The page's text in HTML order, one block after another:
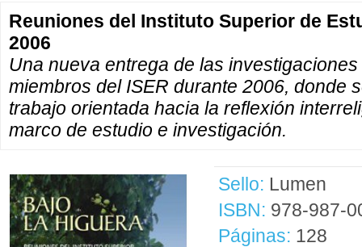
Reuniones del Instituto Superior de
2006
Una nueva entrega de las
miembros del ISER durante 2006, donde
trabajo orientada hacia la reflexión
marco de estudio e investigación.
Sello: Lumen
ISBN: 978-987-
Páginas: 128